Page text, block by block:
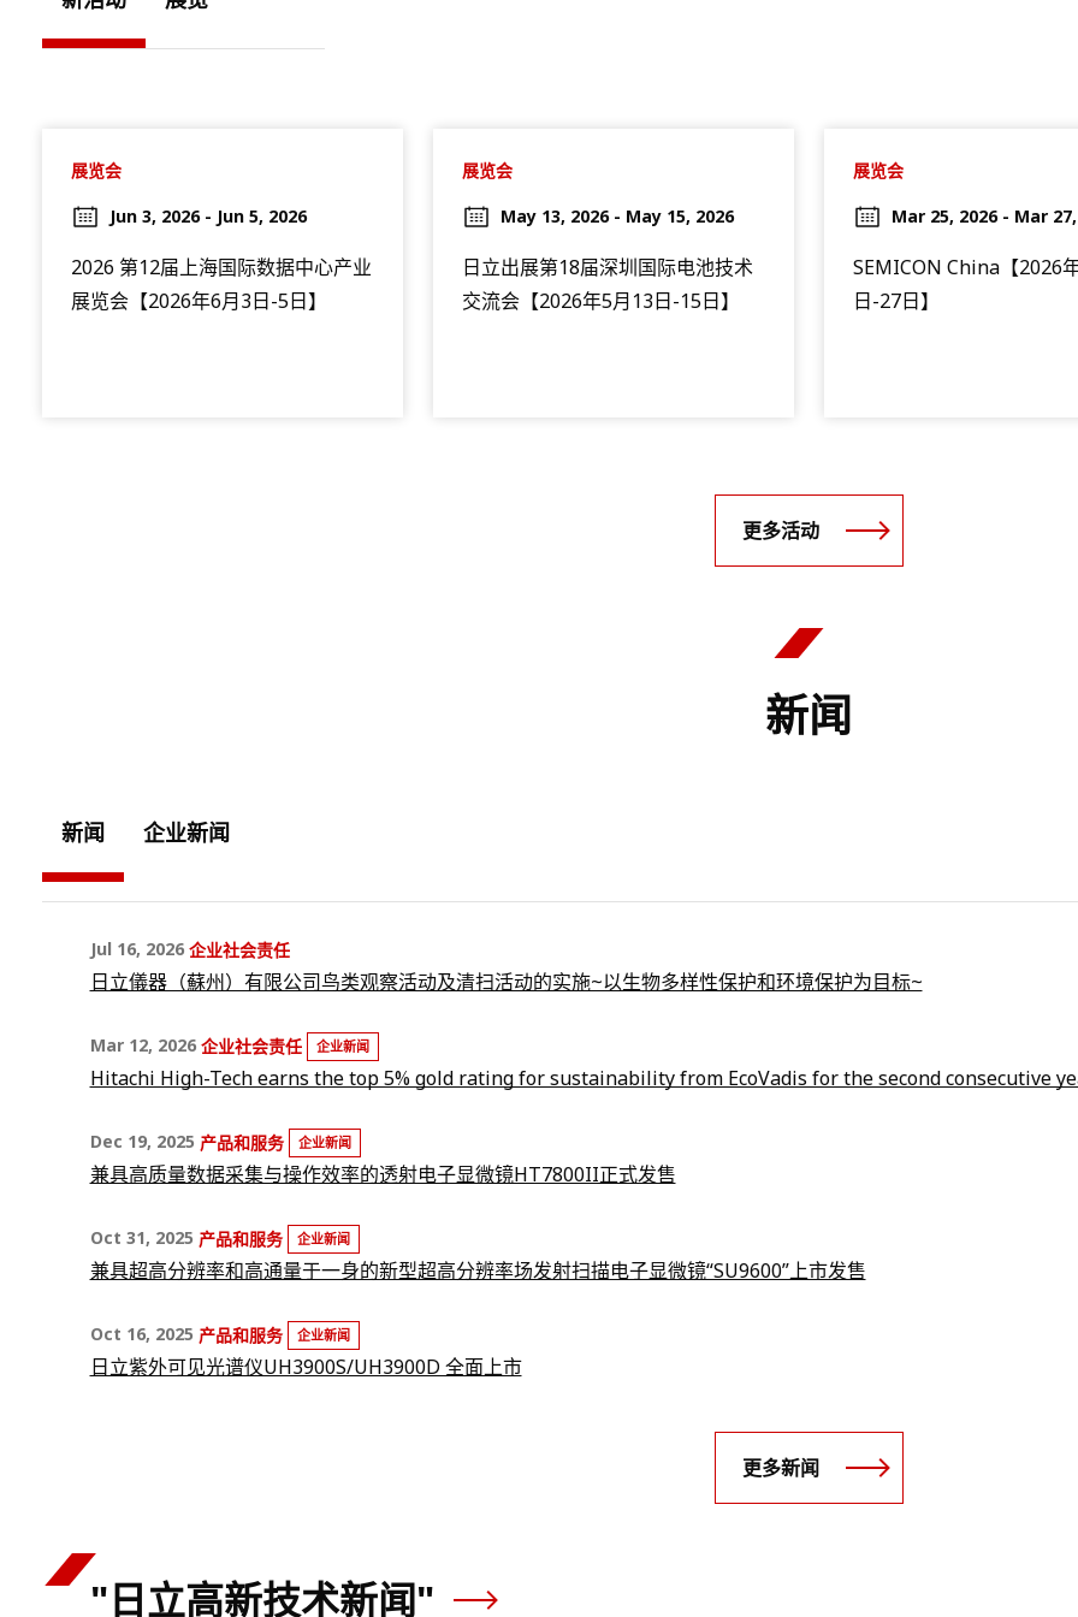
展览会
Jun 3, 2026 - Jun 5, 2026
2026 第12届上海国际数据中心产业
展览会【2026年6月3日-5日】
展览会
May 13, 2026 - May 15, 2026
日立出展第18届深圳国际电池技术
交流会【2026年5月13日-15日】
展览会
Mar 25, 2026 - Mar
SEMICON China【2026
日-27日】
更多活动
新闻
新闻 企业新闻
Jul 16, 2026 企业社会责任
日立儀器（蘇州）有限公司鸟类观察活动及清扫活动的实施~以生物多样性保护和环境保护为目标~
Mar 12, 2026 企业社会责任 企业新闻
Hitachi High-Tech earns the top 5% gold rating for sustainability from EcoVadis for the second consecutive
Dec 19, 2025 产品和服务 企业新闻
兼具高质量数据采集与操作效率的透射电子显微镜HT7800II正式发售
Oct 31, 2025 产品和服务 企业新闻
兼具超高分辨率和高通量于一身的新型超高分辨率场发射扫描电子显微镜“SU9600”上市发售
Oct 16, 2025 产品和服务 企业新闻
日立紫外可见光谱仪UH3900S/UH3900D 全面上市
更多新闻
"日立高新技术新闻"